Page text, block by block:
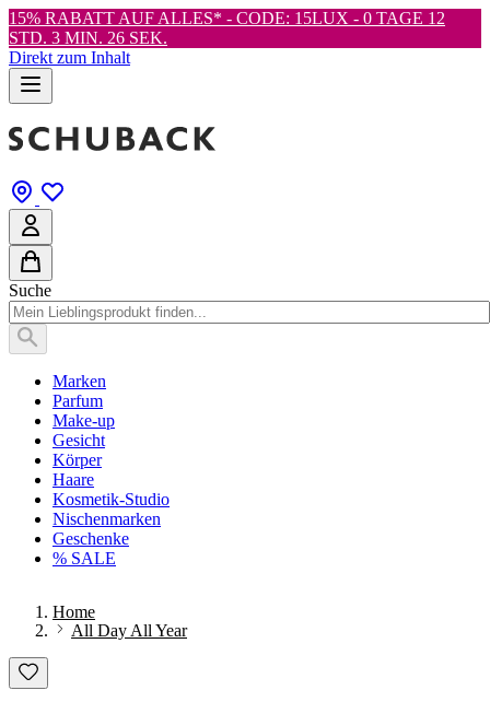
15% RABATT AUF ALLES* - CODE: 15LUX - 0 TAGE 12
STD. 3 MIN. 25 SEK.
Direkt zum Inhalt
Suche
Marken
Parfum
Make-up
Gesicht
Körper
Haare
Kosmetik-Studio
Nischenmarken
Geschenke
% SALE
Home
All Day All Year